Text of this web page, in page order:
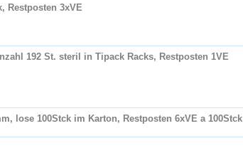
Restposten 3xVE
192 St. steril in Tipack Racks, Restposten 1VE
lose 100Stck im Karton, Restposten 6xVE a 100Stck